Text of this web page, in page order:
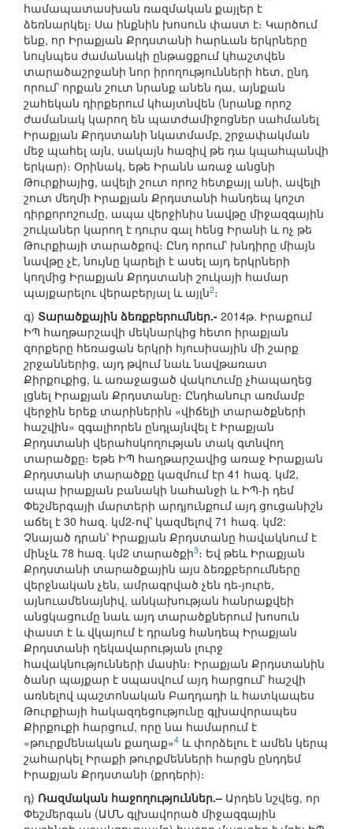
համապատասխան ռազմական քայլեր է
ձեռնարկել։ Սա ինքնին խոսուն փաստ է։ Կարծում
ենք, որ Իրաքյան Քրդստանի հարևան երկրները
նույնպես ժամանակի ընթացքում կհաշտվեն
տարածաշրջանի նոր իրողությունների հետ, ընդ
որում՝ որքան շուտ նրանք անեն դա, այնքան
շահեկան դիրքերում կհայտնվեն (նրանք որոշ
ժամանակ կարող են պատժամիջոցներ սահմանել
Իրաքյան Քրդստանի նկատմամբ, շրջափակման
մեջ պահել այն, սակայն հազիվ թե դա կպահպանվի
երկար)։ Օրինակ, եթե Իրանն առաջ անցնի
Թուրքիայից, ավելի շուտ որոշ հետքայլ անի, ավելի
շուտ մեղմի Իրաքյան Քրդստանի հանդեպ կոշտ
դիրքորոշումը, ապա վերջինիս նավթը միջազգային
շուկաներ կարող է դուրս գալ հենց Իրանի և ոչ թե
Թուրքիայի տարածքով։ Ընդ որում՝ խնդիրը միայն
նավթը չէ, նույնը կարելի է ասել այդ երկրների
կողմից Իրաքյան Քրդստանի շուկայի համար
պայքարելու վերաբերյալ և այլն2։
գ) Տարածքային ձեռքբերումներ.- 2014թ. Իրաքում
ԻՊ հաղթարշավի մեկնարկից հետո իրաքյան
զորքերը հեռացան երկրի հյուսիսային մի շարք
շրջաններից, այդ թվում նաև նավթառատ
Քիրքուքից, և առաջացած վակուումը չհապաղեց
լցնել Իրաքյան Քրդստանը։ Ընդհանուր առմամբ
վերջին երեք տարիներին «վիճելի տարածքների
հաշվին» զգալիորեն ընդլայնվել է Իրաքյան
Քրդստանի վերահսկողության տակ գտնվող
տարածքը։ Եթե ԻՊ հաղթարշավից առաջ Իրաքյան
Քրդստանի տարածքը կազմում էր 41 հազ. կմ2,
ապա իրաքյան բանակի նահանջի և ԻՊ-ի դեմ
Փեշմերգայի մարտերի արդյունքում այդ ցուցանիշն
աճել է 30 հազ. կմ2-ով՝ կազմելով 71 հազ. կմ2:
Չնայած դրան՝ Իրաքյան Քրդստանը հավակնում է
մինչև 78 հազ. կմ2 տարածքի3։ Եվ թեև Իրաքյան
Քրդստանի տարածքային այս ձեռքբերումները
վերջնական չեն, ամրագրված չեն դե-յուրե,
այնուամենայնիվ, անկախության հանրաքվեի
անցկացումը նաև այդ տարածքներում խոսուն
փաստ է և վկայում է դրանց հանդեպ Իրաքյան
Քրդստանի ղեկավարության լուրջ
հավակնությունների մասին։ Իրաքյան Քրդստանին
ծանր պայքար է սպասվում այդ հարցում՝ հաշվի
առնելով պաշտոնական Բաղդադի և հատկապես
Թուրքիայի հակազդեցությունը գլխավորապես
Քիրքուքի հարցում, որը նա համարում է
«թուրքմենական քաղաք»4 և փորձելու է ամեն կերպ
շահարկել Իրաքի թուրքմենների հարցն ընդդեմ
Իրաքյան Քրդստանի (քրդերի)։
դ) Ռազմական հաջողություններ.– Արդեն նշվեց, որ
Փեշմերգան (ԱՄՆ գլխավորած միջազգային